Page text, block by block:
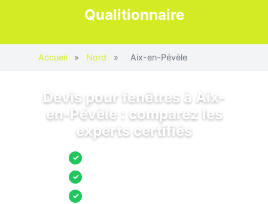
Qualitionnaire
Accueil » Nord » Aix-en-Pévèle
Devis pour fenêtres à Aix-
en-Pévèle : comparez les
experts certifiés
✓
✓
✓